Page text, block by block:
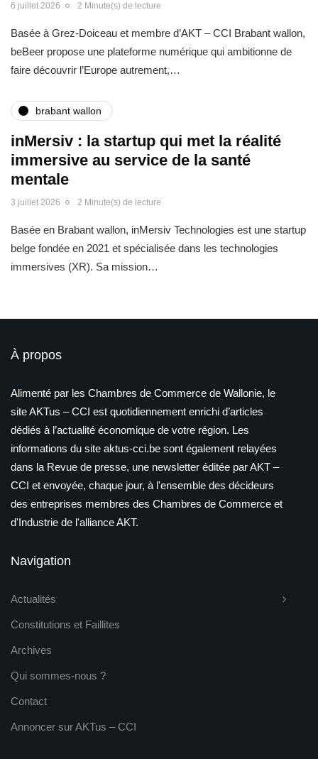
6 juillet 2026 2 Minute(s) de lecture
Basée à Grez-Doiceau et membre d’AKT – CCI Brabant wallon,
beBeer propose une plateforme numérique qui ambitionne de
faire découvrir l’Europe autrement,…
brabant wallon
inMersiv : la startup qui met la réalité
immersive au service de la santé
mentale
3 juillet 2026 2 Minute(s) de lecture
Basée en Brabant wallon, inMersiv Technologies est une startup
belge fondée en 2021 et spécialisée dans les technologies
immersives (XR). Sa mission…
À propos
Alimenté par les Chambres de Commerce de Wallonie, le
site AKTus – CCI est quotidiennement enrichi d’articles
dédiés à l’actualité économique de votre région. Les
informations du site aktus-cci.be sont également relayées
dans la Revue de presse, une newsletter éditée par AKT –
CCI et envoyée, chaque jour, à l'ensemble des décideurs
des entreprises membres des Chambres de Commerce et
d'Industrie de l'alliance AKT.
Navigation
Actualités
Constitutions et Faillites
Archives
Qui sommes-nous ?
Contact
Annoncer sur AKTus – CCI